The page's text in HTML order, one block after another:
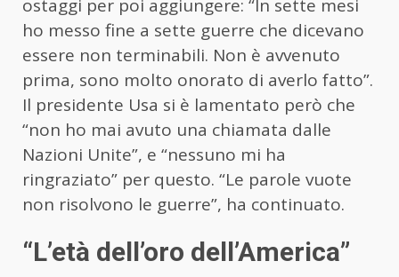
ostaggi per poi aggiungere: “In sette mesi
ho messo fine a sette guerre che dicevano
essere non terminabili. Non è avvenuto
prima, sono molto onorato di averlo fatto”.
Il presidente Usa si è lamentato però che
“non ho mai avuto una chiamata dalle
Nazioni Unite”, e “nessuno mi ha
ringraziato” per questo. “Le parole vuote
non risolvono le guerre”, ha continuato.
“L’età dell’oro dell’America”